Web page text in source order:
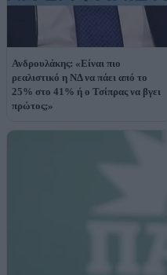
Ανδρουλάκης: «Είναι πιο
ρεαλιστικό η ΝΔ να πάει από το
25% στο 41% ή ο Τσίπρας να βγει
πρώτος;»